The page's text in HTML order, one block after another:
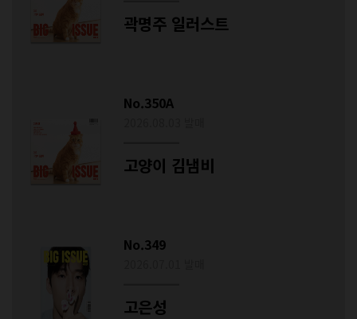
곽명주 일러스트
No.350A
고양이 김냄비
No.349
고은성